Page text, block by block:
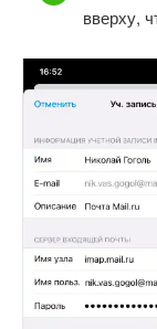
вверху,